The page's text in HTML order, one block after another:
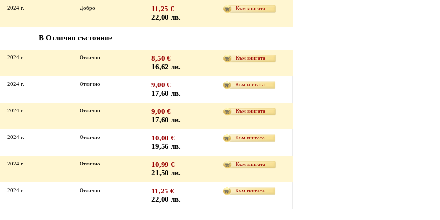
2024 г. Добро
11,25 €
22,00 лв.
Към книгата
В Отлично състояние
2024 г. Отлично
8,50 €
16,62 лв.
Към книгата
2024 г. Отлично
9,00 €
17,60 лв.
Към книгата
2024 г. Отлично
9,00 €
17,60 лв.
Към книгата
2024 г. Отлично
10,00 €
19,56 лв.
Към книгата
2024 г. Отлично
10,99 €
21,50 лв.
Към книгата
2024 г. Отлично
11,25 €
22,00 лв.
Към книгата